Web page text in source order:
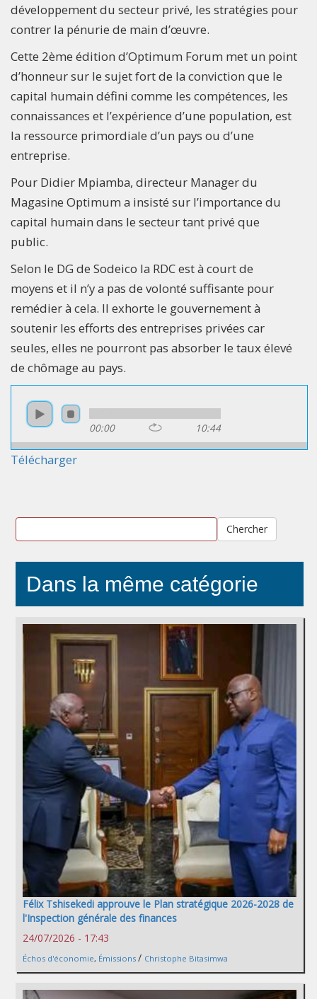
développement du secteur privé, les stratégies pour
contrer la pénurie de main d’œuvre.
Cette 2ème édition d’Optimum Forum met un point
d’honneur sur le sujet fort de la conviction que le
capital humain défini comme les compétences, les
connaissances et l’expérience d’une population, est
la ressource primordiale d’un pays ou d’une
entreprise.
Pour Didier Mpiamba, directeur Manager du
Magasine Optimum a insisté sur l’importance du
capital humain dans le secteur tant privé que
public.
Selon le DG de Sodeico la RDC est à court de
moyens et il n’y a pas de volonté suffisante pour
remédier à cela. Il exhorte le gouvernement à
soutenir les efforts des entreprises privées car
seules, elles ne pourront pas absorber le taux élevé
de chômage au pays.
00:00 10:44
Télécharger
Chercher
Dans la même catégorie
Félix Tshisekedi approuve le Plan stratégique 2026-2028 de
l'Inspection générale des finances
24/07/2026 - 17:43
Échos d'économie, Émissions / Christophe Bitasimwa